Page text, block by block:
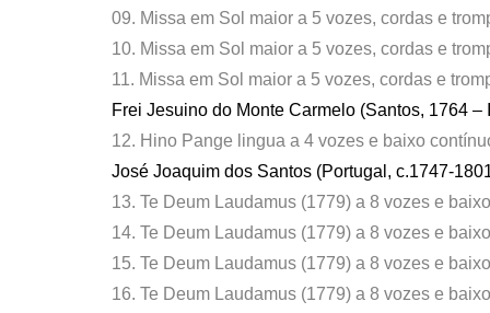
09. Missa em Sol maior a 5 vozes, cordas e
10. Missa em Sol maior a 5 vozes, cordas e
11. Missa em Sol maior a 5 vozes, cordas e
Frei Jesuino do Monte Carmelo (Santos, 1764 –
12. Hino Pange lingua a 4 vozes e baixo
José Joaquim dos Santos (Portugal, c.1747-
13. Te Deum Laudamus (1779) a 8 vozes e
14. Te Deum Laudamus (1779) a 8 vozes e
15. Te Deum Laudamus (1779) a 8 vozes e
16. Te Deum Laudamus (1779) a 8 vozes e